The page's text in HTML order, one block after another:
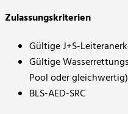
Zulassungskriterien
Gültige J+S-
Gültige
Pool oder gleichwertig)
BLS-AED-SRC